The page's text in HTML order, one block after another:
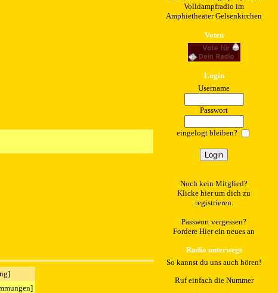
Volldampfradio im
Amphietheater Gelsenkirchen
Voten
Login
Username
Passwort
eingelogt bleiben?
Noch kein Mitglied?
Klicke hierum dich zu
registrieren.
Passwort vergessen?
Fordere Hierein neues an
Radio unterwegs
So kannst du uns auch hören!
Ruf einfach die Nummer